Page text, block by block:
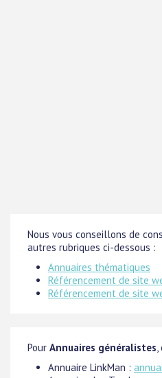
Nous vous conseillons de
autres rubriques ci-dessous :
Annuaires thématiques
Référencement de site
Référencement de site
Pour Annuaires généralistes,
Annuaire LinkMan :